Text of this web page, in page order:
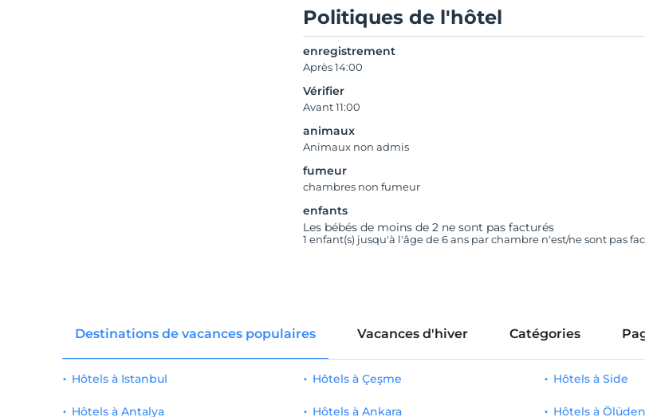
Politiques de l'hôtel
enregistrement
Après 14:00
Vérifier
Avant 11:00
animaux
Animaux non admis
fumeur
chambres non fumeur
enfants
Les bébés de moins de 2 ne sont pas facturés
1 enfant(s) jusqu'à l'âge de 6 ans par chambre n'est/ne sont pas
Destinations de vacances populaires Vacances d'hiver Catégories
Hôtels à Istanbul
Hôtels à Antalya
Hôtels à Çeşme
Hôtels à Ankara
Hôtels à Side
Hôtels à